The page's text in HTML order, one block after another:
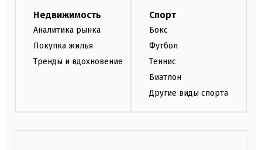
Недвижимость
Аналитика рынка
Покупка жилья
Тренды и вдохновение
Спорт
Бокс
Футбол
Теннис
Биатлон
Другие виды спорта